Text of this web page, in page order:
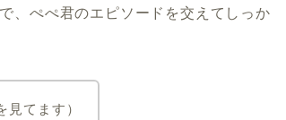
、ぺぺ君のエピソードを交えてしっか
てます）